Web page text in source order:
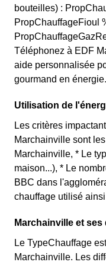
bouteilles) :
PropChauffageFioul
Téléphonez à EDF
aide personnalisée
gourmand en énergie.
Utilisation de
Les critères
Marchainville sont
Marchainville, * Le
maison...), * Le
BBC dans
chauffage utilisé
Marchainville et
Le TypeChauffage
Marchainville. Les